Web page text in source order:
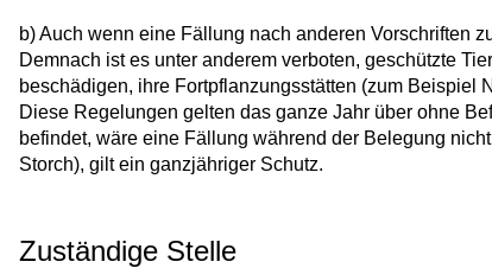
b) Auch wenn eine Fällung nach anderen Vorschriften
Demnach ist es unter anderem verboten, geschützte
beschädigen, ihre Fortpflanzungsstätten (zum Beispiel
Diese Regelungen gelten das ganze Jahr über ohne
befindet, wäre eine Fällung während der Belegung
Storch), gilt ein ganzjähriger Schutz.
Zuständige Stelle